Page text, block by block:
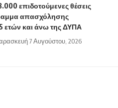
επιδοτούμενες θέσεις
απασχόλησης
ετών και άνω της ΔΥΠΑ
7 Αυγούστου, 2026